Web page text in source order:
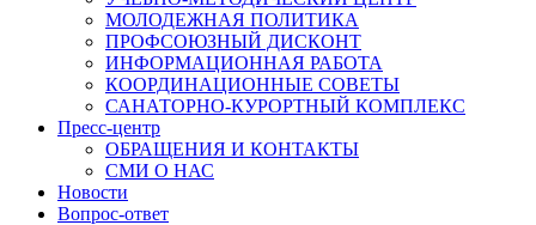
МОЛОДЕЖНАЯ ПОЛИТИКА
ПРОФСОЮЗНЫЙ ДИСКОНТ
ИНФОРМАЦИОННАЯ РАБОТА
КООРДИНАЦИОННЫЕ СОВЕТЫ
САНАТОРНО-КУРОРТНЫЙ КОМПЛЕКС
Пресс-центр
ОБРАЩЕНИЯ И КОНТАКТЫ
СМИ О НАС
Новости
Вопрос-ответ